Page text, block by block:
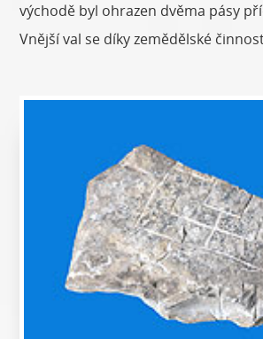
východě byl ohrazen dvěma pásy
Vnější val se díky zemědělské